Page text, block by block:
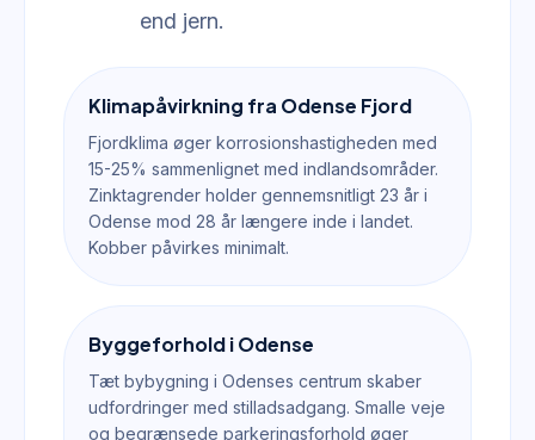
end jern.
Klimapåvirkning fra Odense Fjord
Fjordklima øger korrosionshastigheden med
15-25% sammenlignet med indlandsområder.
Zinktagrender holder gennemsnitligt 23 år i
Odense mod 28 år længere inde i landet.
Kobber påvirkes minimalt.
Byggeforhold i Odense
Tæt bybygning i Odenses centrum skaber
udfordringer med stilladsadgang. Smalle veje
og begrænsede parkeringsforhold øger